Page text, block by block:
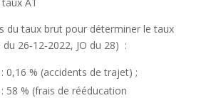
du taux brut pour déterminer le taux
26‑12‑2022, JO du 28) :
0,16 % (accidents de trajet) ;
58 % (frais de rééducation